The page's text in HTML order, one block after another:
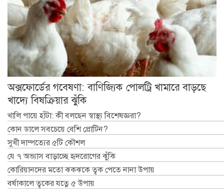
অক্সফোর্ডের গবেষণা: বাণিজ্যিক পোলট্রি খামারে বাড়ছে
খাদ্যে বিষক্রিয়ার ঝুঁকি
খালি পায়ে হাঁটা: কী বলছেন স্বাস্থ্য বিশেষজ্ঞরা?
কোন ডালে সবচেয়ে বেশি প্রোটিন?
সুখী দাম্পত্যের ৫টি কৌশল
যে ৭ অভ্যাস বাড়াচ্ছে হৃদরোগের ঝুঁকি
কোরিয়ানদের মতো ঝকঝকে ত্বক পেতে নানা উপায়
বর্ষাকালে ত্বকের যত্নে ৫ উপায়